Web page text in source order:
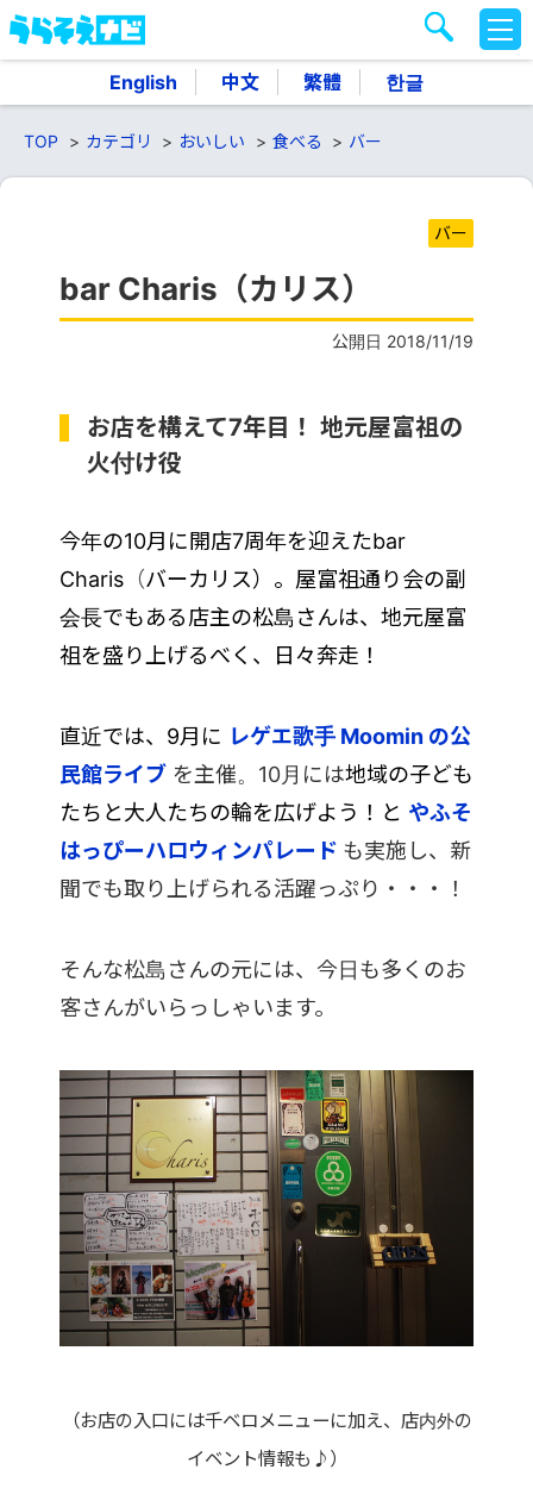
English 中文 繁體 한글
M
E
TOP カテゴリ おいしい 食べる バー
バー
bar Charis（カリス）
公開日 2018/11/19
お店を構えて7年目！ 地元屋富祖の
火付け役
今年の10月に開店7周年を迎えたbar
Charis （バーカリス）。屋富祖通り会の副
会長でもある店主の松島さんは、地元屋富
祖を盛り上げるべく、日々奔走！
直近では、9月に レゲエ歌手 Moomin の公
民館ライブ を主催。10月には地域の子ども
たちと大人たちの輪を広げよう！と やふそ
はっぴーハロウィンパレード も実施し、新
聞でも取り上げられる活躍っぷり・・・！
そんな松島さんの元には、今日も多くのお
客さんがいらっしゃいます。
（お店の入口には千ベロメニューに加え、店内外の
イベント情報も♪）